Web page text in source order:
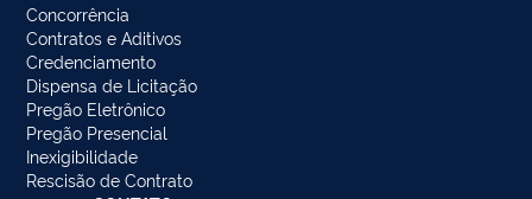
Concorrência
Contratos e Aditivos
Credenciamento
Dispensa de Licitação
Pregão Eletrônico
Pregão Presencial
Inexigibilidade
Rescisão de Contrato